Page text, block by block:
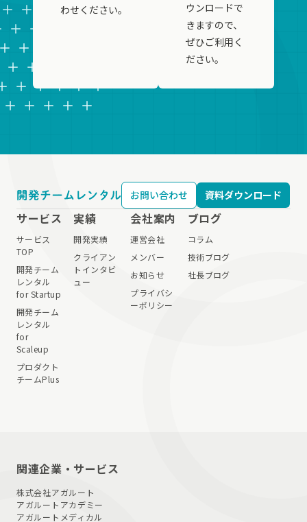
わせください。
ウンロードで
きますので、
ぜひご利用く
ださい。
お問い合わせ 資料ダウンロード
サービス
サービス
TOP
開発チーム
レンタル
for Startup
開発チーム
レンタル
for
Scaleup
プロダクト
チームPlus
実績
開発実績
クライアン
トインタビ
ュー
会社案内
運営会社
メンバー
お知らせ
プライバシ
ーポリシー
ブログ
コラム
技術ブログ
社長ブログ
関連企業・サービス
株式会社アガルート
アガルートアカデミー
アガルートメディカル